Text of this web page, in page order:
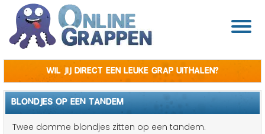
Wil jij direct een leuke grap uithalen?
BLONDJES OP EEN TANDEM
Twee domme blondjes zitten op een tandem.